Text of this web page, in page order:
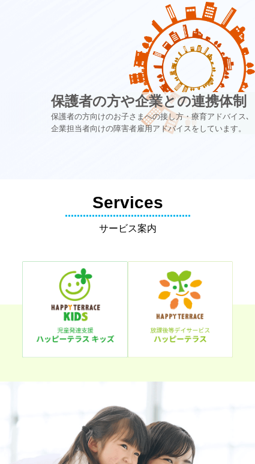
保護者の方や企業との連携体制
保護者の方向けのお子さまへの接し方・療育アドバイス､
企業担当者向けの障害者雇用アドバイスをしています。
Services
サービス案内